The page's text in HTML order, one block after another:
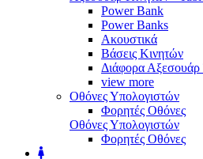
Power Bank
Power Banks
Ακουστικά
Βάσεις Κινητών
Διάφορα Αξεσουάρ
view more
Οθόνες Υπολογιστών
Φορητές Οθόνες
Οθόνες Υπολογιστών
Φορητές Οθόνες